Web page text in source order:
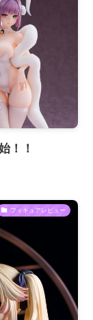
！！
フィギュアレビュー